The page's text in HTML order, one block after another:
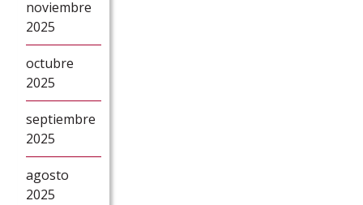
noviembre
2025
octubre
2025
septiembre
2025
agosto
2025